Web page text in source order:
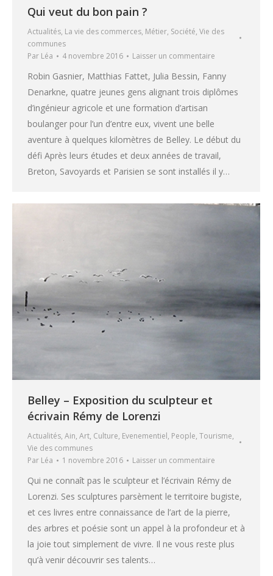
Qui veut du bon pain ?
Actualités, La vie des commerces, Métier, Société, Vie des
communes
Par Léa 4 novembre 2016 Laisser un commentaire
Robin Gasnier, Matthias Fattet, Julia Bessin, Fanny
Denarkne, quatre jeunes gens alignant trois diplômes
d’ingénieur agricole et une formation d’artisan
boulanger pour l’un d’entre eux, vivent une belle
aventure à quelques kilomètres de Belley. Le début du
défi Après leurs études et deux années de travail,
Breton, Savoyards et Parisien se sont installés il y…
Belley – Exposition du sculpteur et
écrivain Rémy de Lorenzi
Actualités, Ain, Art, Culture, Evenementiel, People, Tourisme,
Vie des communes
Par Léa 1 novembre 2016 Laisser un commentaire
Qui ne connaît pas le sculpteur et l’écrivain Rémy de
Lorenzi. Ses sculptures parsèment le territoire bugiste,
et ces livres entre connaissance de l’art de la pierre,
des arbres et poésie sont un appel à la profondeur et à
la joie tout simplement de vivre. Il ne vous reste plus
qu’à venir découvrir ses talents…